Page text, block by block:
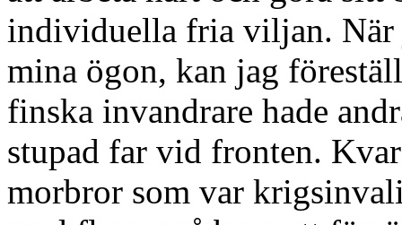
individuella fria viljan. När
mina ögon, kan jag
finska invandrare hade
stupad far vid fronten.
morbror som var